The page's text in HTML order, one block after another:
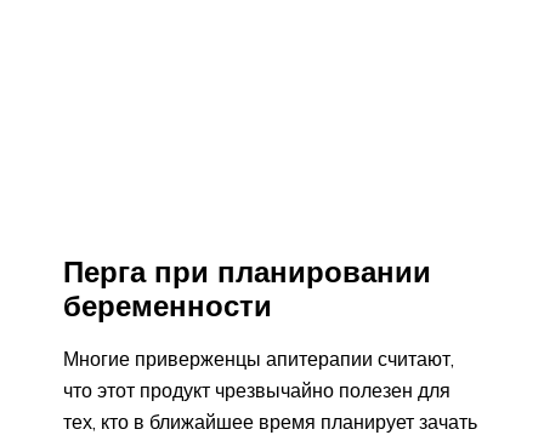
Перга при планировании
беременности
Многие приверженцы апитерапии считают,
что этот продукт чрезвычайно полезен для
тех, кто в ближайшее время планирует зачать